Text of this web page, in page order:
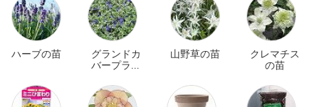
ハーブの苗
グランドカ
バープラン
山野草の苗
クレマチス
の苗